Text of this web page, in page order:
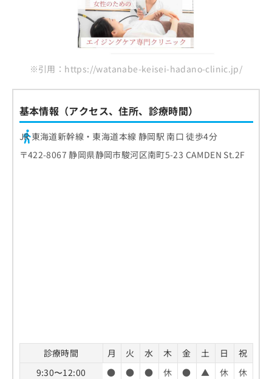
※引用：https://watanabe-keisei-hadano-clinic.jp/
基本情報（アクセス、住所、診療時間）
JR 東海道新幹線・東海道本線 静岡駅 南口 徒歩4分
〒422-8067 静岡県静岡市駿河区南町5-23 CAMDEN St.2F
診療時間 月 火 水 木 金 土 日
祝
9:30〜12:00
● ● ● 休 ● ▲ 休
休